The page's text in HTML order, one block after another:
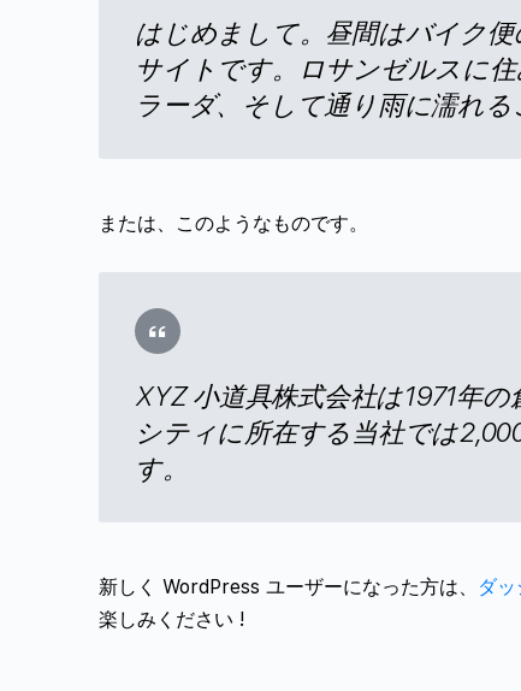
はじめまして。昼間はバイク
サイトです。ロサンゼルスに
ラーダ、そして通り雨に濡れる
または、このようなものです。
XYZ 小道具株式会社は1971年
シティに所在する当社では
す。
新しく WordPress ユーザーになった方は、 ダ
楽しみください !